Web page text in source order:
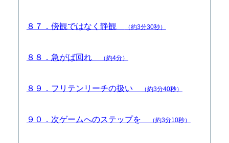
８７．傍観ではなく静観 （約3分30秒）
８８．急がば回れ （約4分）
８９．フリテンリーチの扱い （約3分40秒）
９０．次ゲームへのステップを （約3分10秒）